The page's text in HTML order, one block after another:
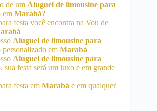
de um Aluguel de limousine para
em Marabá?
festa você encontra na Vou de
Aluguel de limousine para
personalizado em Marabá
Aluguel de limousine para
, sua festa será um luxo e em grande
festa em Marabá e em qualquer